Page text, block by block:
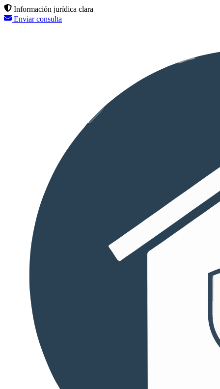
Información jurídica clara
Enviar consulta